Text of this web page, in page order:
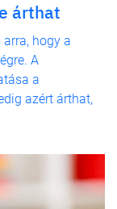
árthat
hogy a
A
a
azért árthat,